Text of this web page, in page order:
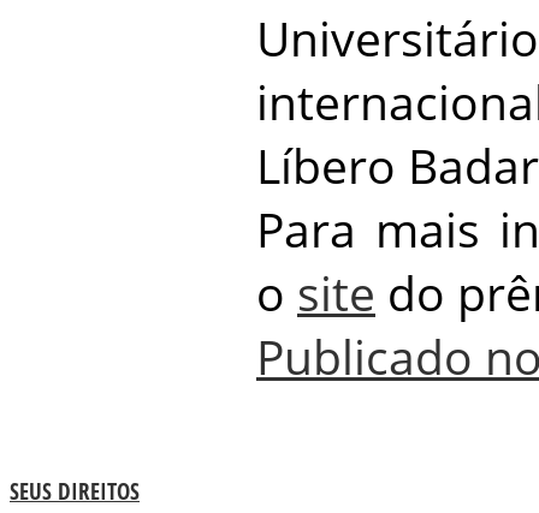
Líbero
Para mais
o site do
Publicado
SEUS DIREITOS